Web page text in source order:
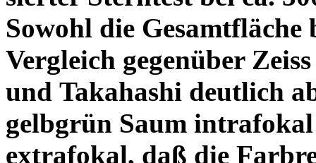
Sowohl die
Vergleich gegenüber Zeiss
und Takahashi deutlich
gelbgrün Saum
extrafokal, daß die